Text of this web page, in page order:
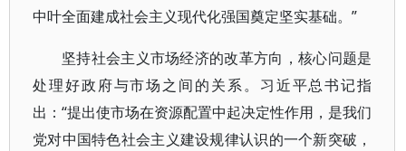
中叶全面建成社会主义现代化强国奠定坚实基础。”
坚持社会主义市场经济的改革方向，核心问题是
处理好政府与市场之间的关系。习近平总书记指
出：“提出使市场在资源配置中起决定性作用，是我们
党对中国特色社会主义建设规律认识的一个新突破，